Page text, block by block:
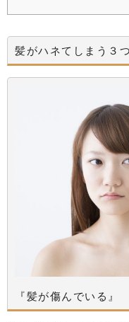
髪がハネてしまう３
『髪が傷んでいる』